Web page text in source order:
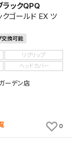
ックQPQ
クゴールド EX ツ
交換可能
リグリップ
ヘッドカバー
ーデン店
0
件一覧」に
く簡単に開